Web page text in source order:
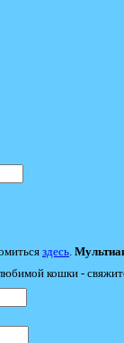
здесь
кошки -